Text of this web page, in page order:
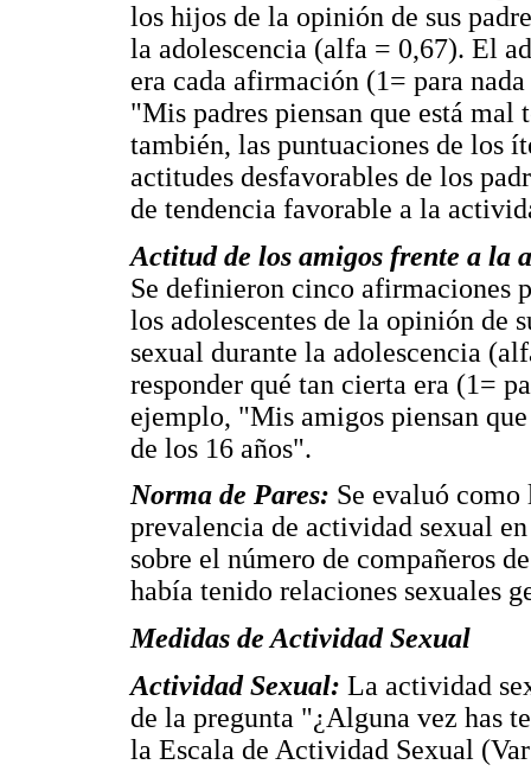
los hijos de la opinión de sus
la adolescencia (alfa = 0,67). El
era cada afirmación (1= para
"Mis padres piensan que está
también, las puntuaciones de los
actitudes desfavorables de los
de tendencia favorable a la
Actitud de los amigos frente a la
Se definieron cinco afirmaciones
los adolescentes de la opinión de
sexual durante la adolescencia
responder qué tan cierta era (1=
ejemplo, "Mis amigos piensan
de los 16 años".
Norma de Pares: Se evaluó
prevalencia de actividad sexual
sobre el número de compañeros
había tenido relaciones sexuales
Medidas de Actividad Sexual
Actividad Sexual: La actividad
de la pregunta "¿Alguna vez has
la Escala de Actividad Sexual